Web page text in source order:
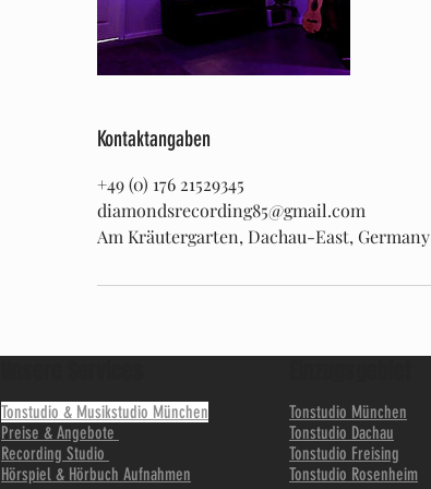
Kontaktangaben
+49 (0) 176 21529345
diamondsrecording85@gmail.com
Am Kräutergarten, Dachau-East, Germany
Tonstudio & Musikstudio München
Preise & Angebote
Recording Studio
Hörspiel & Hörbuch Aufnahmen
Tonstudio München
Tonstudio Dachau
Tonstudio Freising
Tonstudio Rosenheim